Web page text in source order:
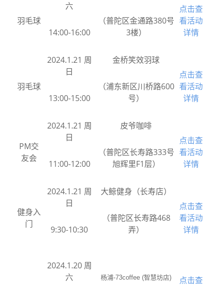
羽毛球
六
14:00-16:00
（普陀区金通路380号
3楼）
点击查
看活动
详情
羽毛球
2024.1.21 周
日
13:00-15:00
金桥笑效羽球
（浦东新区川桥路600
号）
点击查
看活动
详情
PM交
友会
2024.1.21 周
日
11:00-12:00
皮爷咖啡
（普陀区长寿路333号
旭辉里F1层）
点击查
看活动
详情
健身入
门
2024.1.21 周
日
9:30-10:30
大鲸健身（长寿店）
（普陀区长寿路468
弄）
点击查
看活动
详情
2024.1.20 周
六
杨浦-73coffee (智慧坊店)
点击查